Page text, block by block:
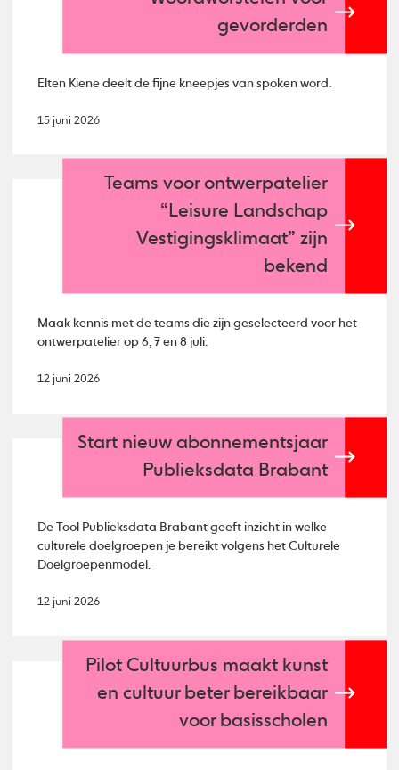
gevorderden
Elten Kiene deelt de fijne kneepjes van spoken word.
15 juni 2026
Teams voor ontwerpatelier
“Leisure Landschap
Vestigingsklimaat” zijn
bekend
Maak kennis met de teams die zijn geselecteerd voor het
ontwerpatelier op 6, 7 en 8 juli.
12 juni 2026
Start nieuw abonnementsjaar
Publieksdata Brabant
De Tool Publieksdata Brabant geeft inzicht in welke
culturele doelgroepen je bereikt volgens het Culturele
Doelgroepenmodel.
12 juni 2026
Pilot Cultuurbus maakt kunst
en cultuur beter bereikbaar
voor basisscholen